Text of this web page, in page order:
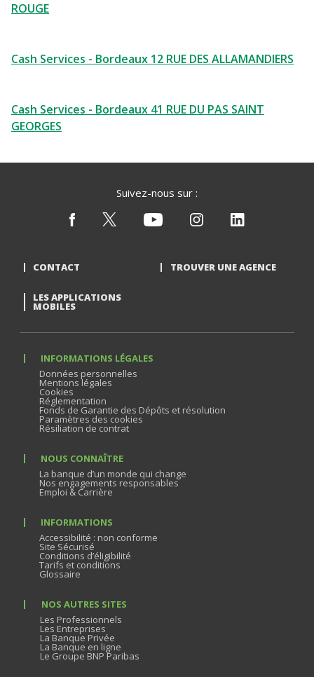
ROUGE
Cash Services - Bordeaux 12 RUE DES ALLAMANDIERS
Cash Services - Bordeaux 41 RUE DU PAS SAINT
GEORGES
Suivez-nous sur :
CONTACT TROUVER UNE AGENCE
LES APPLICATIONS
MOBILES
INFORMATIONS LÉGALES
Données personnelles
Mentions légales
Cookies
Réglementation
Fonds de Garantie des Dépôts et résolution
Paramètres des cookies
Résiliation de contrat
NOUS CONNAÎTRE
La banque d’un monde qui change
Nos engagements responsables
Emploi & Carrière
INFORMATIONS
Accessibilité : non conforme
Site Sécurisé
Conditions d’éligibilité
Tarifs et conditions
Glossaire
NOS AUTRES SITES
Les Professionnels
Les Entreprises
La Banque Privée
La Banque en ligne
Le Groupe BNP Paribas